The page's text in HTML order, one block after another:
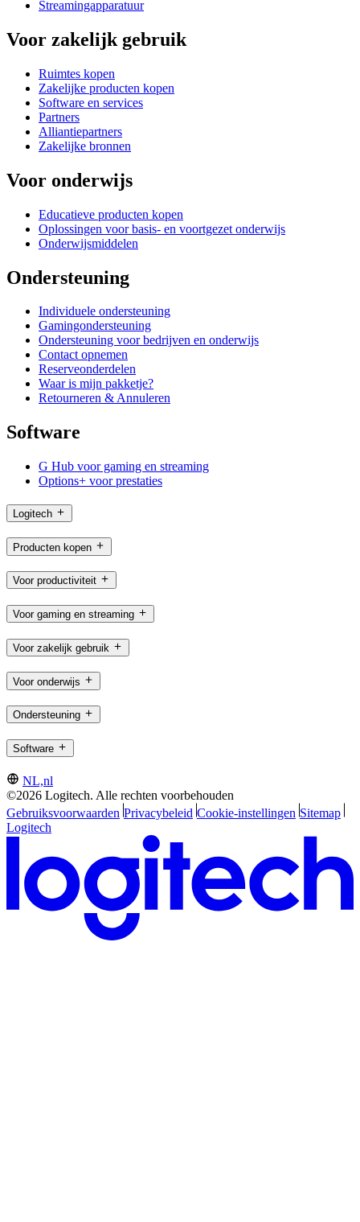
Streamingapparatuur
Voor zakelijk gebruik
Ruimtes kopen
Zakelijke producten kopen
Software en services
Partners
Alliantiepartners
Zakelijke bronnen
Voor onderwijs
Educatieve producten kopen
Oplossingen voor basis- en voortgezet onderwijs
Onderwijsmiddelen
Ondersteuning
Individuele ondersteuning
Gamingondersteuning
Ondersteuning voor bedrijven en onderwijs
Contact opnemen
Reserveonderdelen
Waar is mijn pakketje?
Retourneren & Annuleren
Software
G Hub voor gaming en streaming
Options+ voor prestaties
Logitech
Producten kopen
Voor productiviteit
Voor gaming en streaming
Voor zakelijk gebruik
Voor onderwijs
Ondersteuning
Software
NL,nl
©2026 Logitech. Alle rechten voorbehouden
Gebruiksvoorwaarden Privacybeleid Cookie-instellingen Sitemap
Logitech